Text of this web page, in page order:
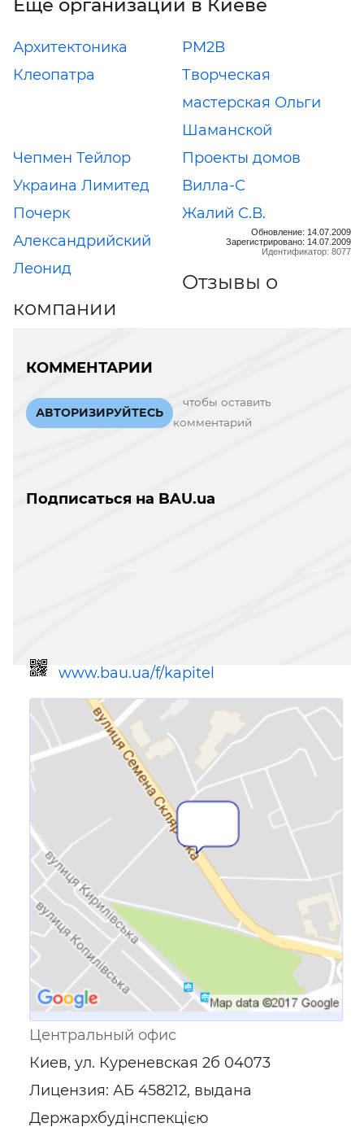
Еще организации в Киеве
Архитектоника
РМ2В
Клеопатра
Творческая
мастерская Ольги
Шаманской
Чепмен Тейлор
Украина Лимитед
Проекты домов
Вилла-С
Почерк
Жалий С.В.
Александрийский
Леонид
Обновление: 14.07.2009
Зарегистрировано: 14.07.2009
Идентификатор: 8077
Отзывы о
компании
КОММЕНТАРИИ
АВТОРИЗИРУЙТЕСЬ
чтобы оставить
комментарий
Подписаться на BAU.ua
www.bau.ua/f/kapitel
Ссылка для мобильных устройств
Центральный офис
Киев, ул. Куреневская 2б 04073
Лицензия: АБ 458212, выдана
Держархбудінспекцією